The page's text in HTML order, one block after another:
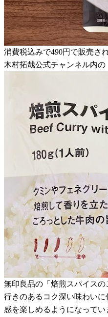
消費税込みで490円で販売さ
木村拓哉公式チャンネル内
無印良品の「焙煎スパイス
行きのあるコク深い味わい
感を楽しめるようになってい